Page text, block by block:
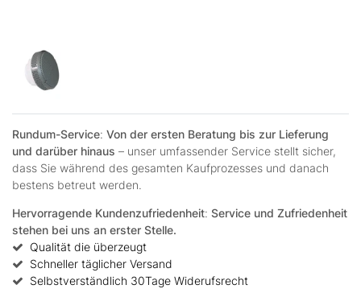
Rundum-Service: Von der ersten Beratung bis zur Lieferung
und darüber hinaus – unser umfassender Service stellt sicher,
dass Sie während des gesamten Kaufprozesses und danach
bestens betreut werden.
Hervorragende Kundenzufriedenheit: Service und Zufriedenheit
stehen bei uns an erster Stelle.
Qualität die überzeugt
Schneller täglicher Versand
Selbstverständlich 30Tage Widerufsrecht